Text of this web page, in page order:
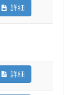
詳細
詳細